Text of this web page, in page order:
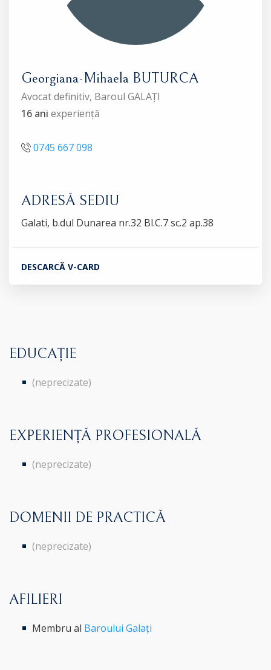
Georgiana-Mihaela BUTURCA
Avocat definitiv, Baroul GALAȚI
16 ani experiență
0745 667 098
ADRESĂ SEDIU
Galati, b.dul Dunarea nr.32 Bl.C.7 sc.2 ap.38
DESCARCĂ V-CARD
EDUCAȚIE
(neprecizate)
EXPERIENȚĂ PROFESIONALĂ
(neprecizate)
DOMENII DE PRACTICĂ
(neprecizate)
AFILIERI
Membru al Baroului Galați